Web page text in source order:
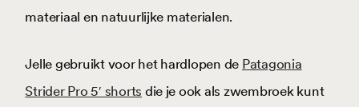
materiaal en natuurlijke materialen.
Jelle gebruikt voor het hardlopen de Patagonia
Strider Pro 5′ shorts die je ook als zwembroek kunt